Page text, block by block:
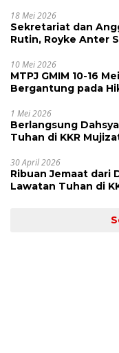
18 Mei 2026
Sekretariat dan
Rutin, Royke Anter
10 Mei 2026
MTPJ GMIM 10-16
Bergantung pada
1 Mei 2026
Berlangsung
Tuhan di KKR Mujizat Kesembuhan ‘Waktunya Sudah
30 April 2026
Ribuan Jemaat dari
Lawatan Tuhan di KKR Mujizat Kesembuhan Malam Ke